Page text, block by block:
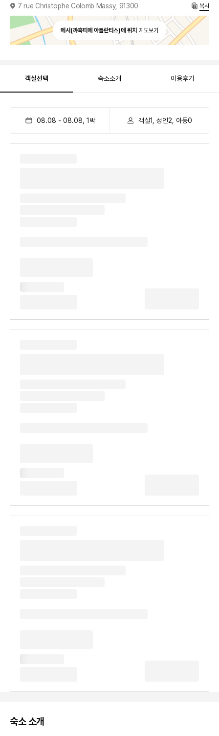
7 rue Christophe Colomb Massy, 91300 복사
메시(꺄흑띠에 아틀란티스)에 위치 지도보기
객실선택 숙소소개 이용후기
08.08 - 08.08 1 박 객실1, 성인2, 아동0
숙소 소개